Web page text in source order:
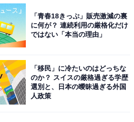
「青春18きっぷ」販売激減の裏
に何が？ 連続利用の厳格化だけ
ではない「本当の理由」
「移民」に冷たいのはどっちな
のか？ スイスの厳格過ぎる学歴
選別と、日本の曖昧過ぎる外国
人政策